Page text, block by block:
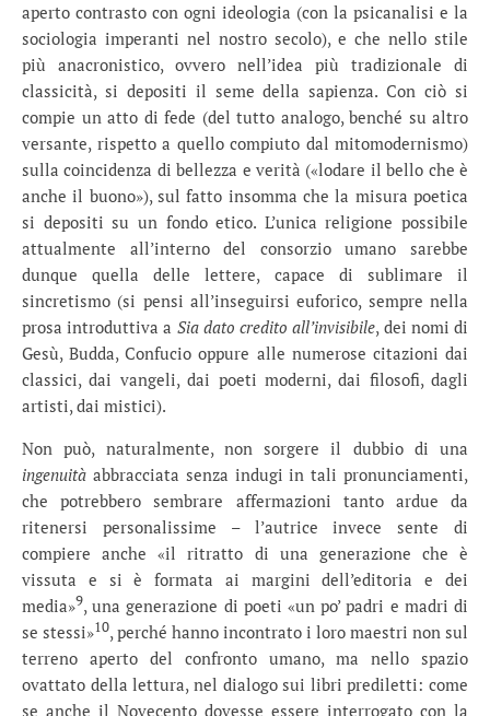
aperto contrasto con ogni ideologia (con la psicanalisi e la
sociologia imperanti nel nostro secolo), e che nello stile
più anacronistico, ovvero nell’idea più tradizionale di
classicità, si depositi il seme della sapienza. Con ciò si
compie un atto di fede (del tutto analogo, benché su altro
versante, rispetto a quello compiuto dal mitomodernismo)
sulla coincidenza di bellezza e verità («lodare il bello che è
anche il buono»), sul fatto insomma che la misura poetica
si depositi su un fondo etico. L’unica religione possibile
attualmente all’interno del consorzio umano sarebbe
dunque quella delle lettere, capace di sublimare il
sincretismo (si pensi all’inseguirsi euforico, sempre nella
prosa introduttiva a Sia dato credito all’invisibile, dei nomi di
Gesù, Budda, Confucio oppure alle numerose citazioni dai
classici, dai vangeli, dai poeti moderni, dai filosofi, dagli
artisti, dai mistici).
Non può, naturalmente, non sorgere il dubbio di una
ingenuità abbracciata senza indugi in tali pronunciamenti,
che potrebbero sembrare affermazioni tanto ardue da
ritenersi personalissime – l’autrice invece sente di
compiere anche «il ritratto di una generazione che è
vissuta e si è formata ai margini dell’editoria e dei
media»9, una generazione di poeti «un po’ padri e madri di
se stessi»10, perché hanno incontrato i loro maestri non sul
terreno aperto del confronto umano, ma nello spazio
ovattato della lettura, nel dialogo sui libri prediletti: come
se anche il Novecento dovesse essere interrogato con la